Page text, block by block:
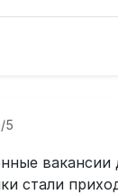
5
вакансии
стали